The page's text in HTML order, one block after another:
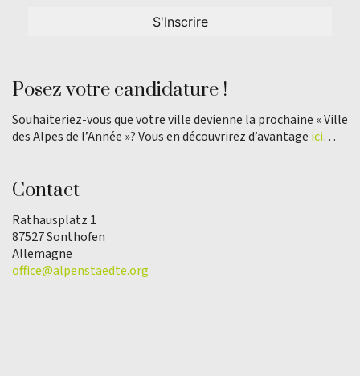
Posez votre candidature !
Souhaiteriez-vous que votre ville devienne la prochaine « Ville
des Alpes de l’Année »? Vous en découvrirez d’avantage ici…
Contact
Rathausplatz 1
87527 Sonthofen
Allemagne
office@alpenstaedte.org